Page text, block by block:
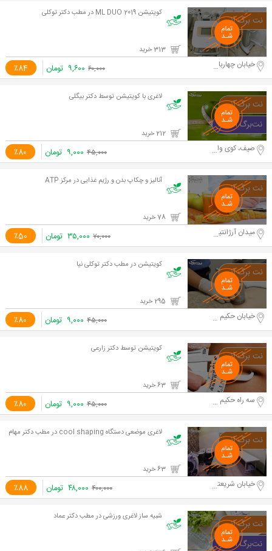
کویتیشن ML DUO 2019 در مطب دکتر توکلی
٪84 خیابان چهارباغ خواجو ۶۰,۰۰۰ ۹,۶۰۰ تومان
لاغری با کویتیشن توسط دکتر بیگلی
٪80 صیف، کوی وال اصفهانی ۴۵,۰۰۰ ۹,۰۰۰ تومان
آنالیز و چکاپ بدن و رژیم غذایی در مرکز ATP
٪50 میدان آرژانتین، خیابان بخارست، کوچه نهم، پلاک ۷۰,۰۰۰ ۳۵,۰۰۰ تومان
کویتیشن در مطب دکتر توکلی نیا
٪80 خیابان حکیم نظامی ۴۵,۰۰۰ ۹,۰۰۰ تومان
کویتیشن توسط دکتر زارعی
٪80 سه راه حکیم نظامی ۴۵,۰۰۰ ۹,۰۰۰ تومان
لاغری موضعی دستگاه cool shaping در مطب دکتر مهام
٪88 خیابان شریعتی ۴۰۰,۰۰۰ ۴۸,۰۰۰ تومان
شبیه ساز لاغری ورزشی در مطب دکتر عماد